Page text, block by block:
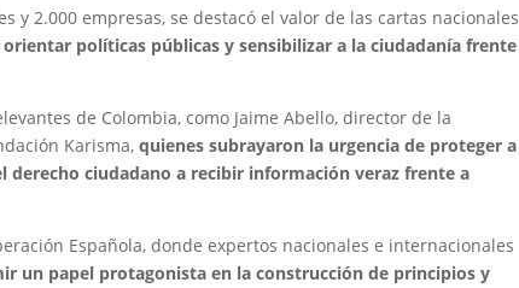
y 2.000 empresas, se destacó el valor de las cartas nacionales
políticas públicas y sensibilizar a la ciudadanía frente
de Colombia, como Jaime Abello, director de la
Karisma,quienes subrayaron la urgencia de proteger a
ciudadano a recibir información veraz frente a
Española, donde expertos nacionales e internacionales
un papel protagonista en la construcción de principios y